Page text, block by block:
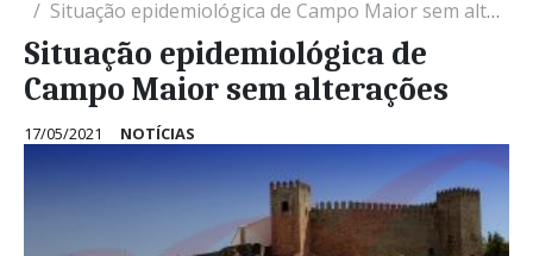
Situação epidemiológica de Campo Maior sem alterações
Situação epidemiológica de
Campo Maior sem alterações
17/05/2021 NOTÍCIAS